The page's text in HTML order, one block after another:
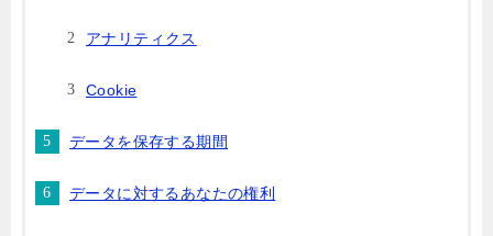
アナリティクス
Cookie
データを保存する期間
データに対するあなたの権利